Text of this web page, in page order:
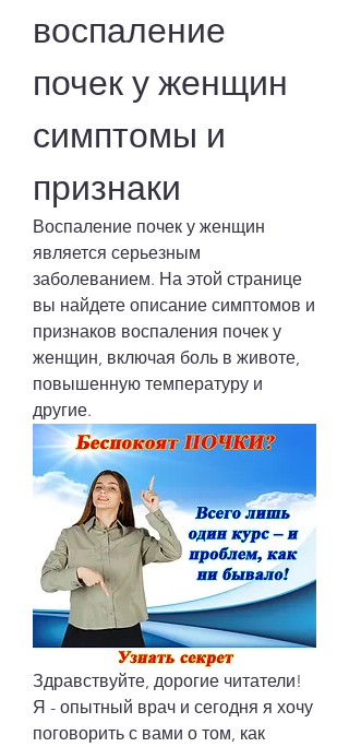
воспаление
почек у женщин
симптомы и
признаки
Воспаление почек у женщин
является серьезным
заболеванием. На этой странице
вы найдете описание симптомов и
признаков воспаления почек у
женщин, включая боль в животе,
повышенную температуру и
другие.
Здравствуйте, дорогие читатели!
Я - опытный врач и сегодня я хочу
поговорить с вами о том, как